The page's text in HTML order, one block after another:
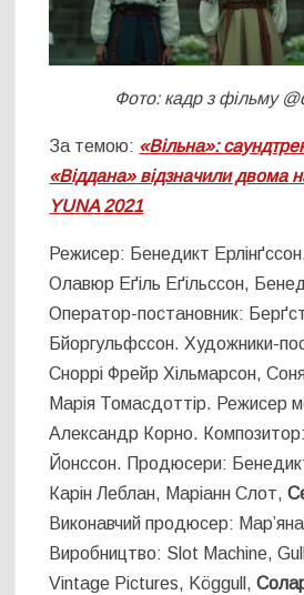
Фото: кадр з фільму
За темою: «Вільна»:
«Віддана» відзначили двома
YUNA 2021
Режисер: Бенедикт
Олавюр Еґіль Еґільссон,
Оператор-постановник:
Бйоргульфссон. Художники-
Сноррі Фрейр Хільмарсон,
Марія Томасдоттір. Режисер
Александр Корно.
Йонссон. Продюсери:
Карін Леблан, Маріанн Слот,
Виконавчий продюсер:
Виробництво: Slot Machine,
Vintage Pictures, Köggull,